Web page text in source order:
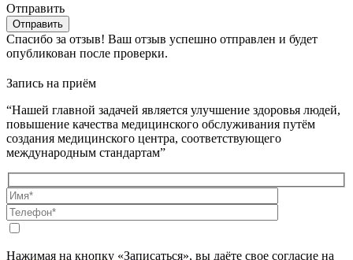
Отправить
Спасибо за отзыв! Ваш отзыв успешно отправлен и будет
опубликован после проверки.
Запись на приём
“Нашей главной задачей является улучшение здоровья людей,
повышение качества медицинского обслуживания путём
создания медицинского центра, соответствующего
международным стандартам”
Нажимая на кнопку «Записаться», вы даёте свое согласие на